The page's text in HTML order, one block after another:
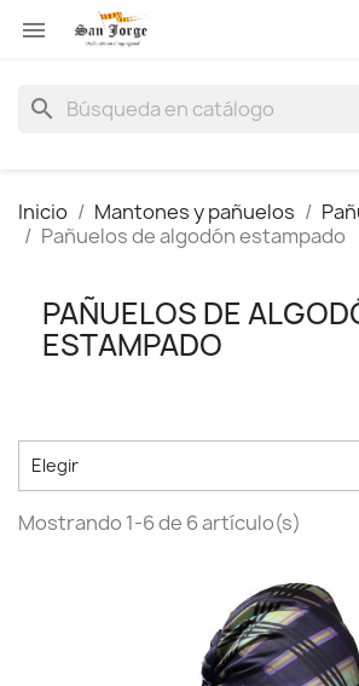

search
Inicio Mantones y pañuelos
Pañuelos de algodón estampado
PAÑUELOS DE
ESTAMPADO
Elegir
Mostrando 1-6 de 6 artículo(s)